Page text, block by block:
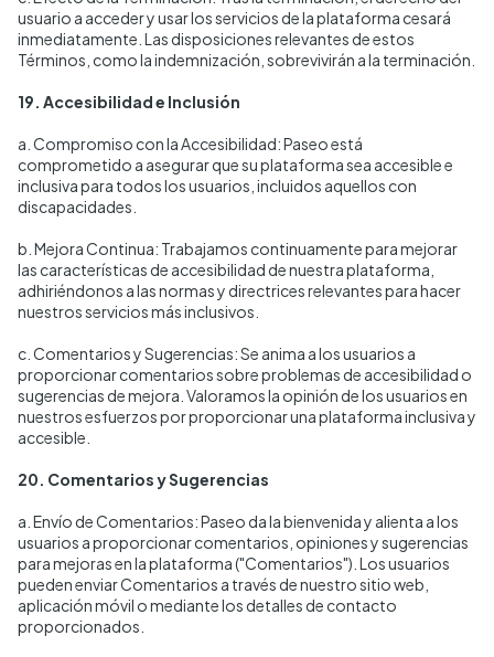
usuario a acceder y usar los servicios de la plataforma cesará
inmediatamente. Las disposiciones relevantes de estos
Términos, como la indemnización, sobrevivirán a la terminación.
19. Accesibilidad e Inclusión
a. Compromiso con la Accesibilidad: Paseo está
comprometido a asegurar que su plataforma sea accesible e
inclusiva para todos los usuarios, incluidos aquellos con
discapacidades.
b. Mejora Continua: Trabajamos continuamente para mejorar
las características de accesibilidad de nuestra plataforma,
adhiriéndonos a las normas y directrices relevantes para hacer
nuestros servicios más inclusivos.
c. Comentarios y Sugerencias: Se anima a los usuarios a
proporcionar comentarios sobre problemas de accesibilidad o
sugerencias de mejora. Valoramos la opinión de los usuarios en
nuestros esfuerzos por proporcionar una plataforma inclusiva y
accesible.
20. Comentarios y Sugerencias
a. Envío de Comentarios: Paseo da la bienvenida y alienta a los
usuarios a proporcionar comentarios, opiniones y sugerencias
para mejoras en la plataforma ("Comentarios"). Los usuarios
pueden enviar Comentarios a través de nuestro sitio web,
aplicación móvil o mediante los detalles de contacto
proporcionados.